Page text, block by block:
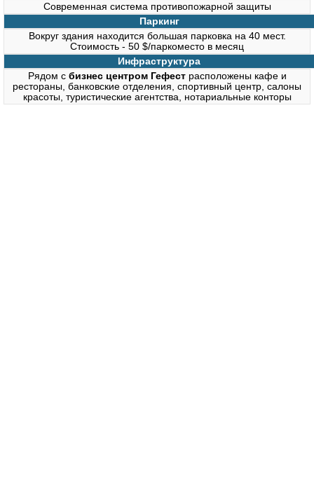
Современная система противопожарной защиты
Паркинг
Вокруг здания находится большая парковка на 40 мест.
Стоимость - 50 $/паркоместо в месяц
Инфраструктура
Рядом с бизнес центром Гефестрасположены кафе и
рестораны, банковские отделения, спортивный центр, салоны
красоты, туристические агентства, нотариальные конторы